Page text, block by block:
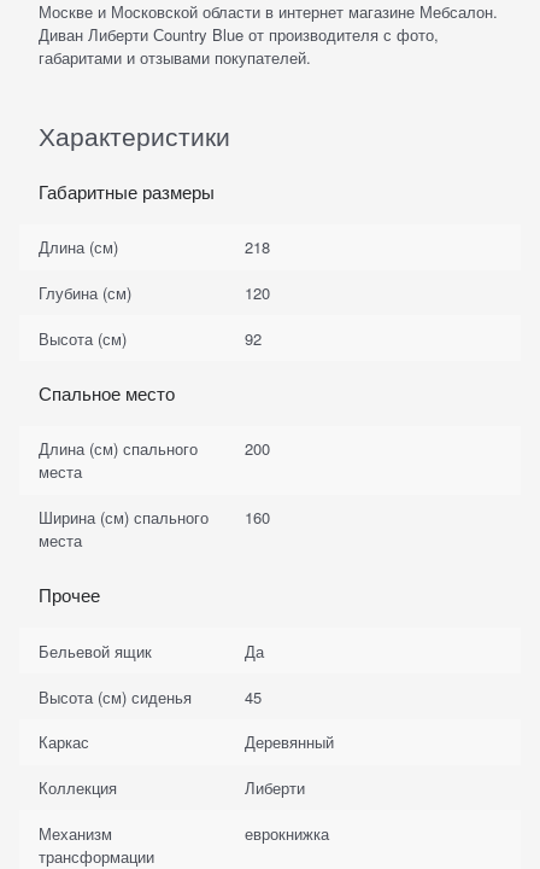
Москве и Московской области в интернет магазине Мебсалон.
Диван Либерти Сountry Blue от производителя с фото,
габаритами и отзывами покупателей.
Характеристики
Габаритные размеры
Длина (см)
218
Глубина (см)
120
Высота (см)
92
Спальное место
Длина (см) спального
места
200
Ширина (см) спального
места
160
Прочее
Бельевой ящик
Да
Высота (см) сиденья
45
Каркас
Деревянный
Коллекция
Либерти
Механизм
трансформации
еврокнижка